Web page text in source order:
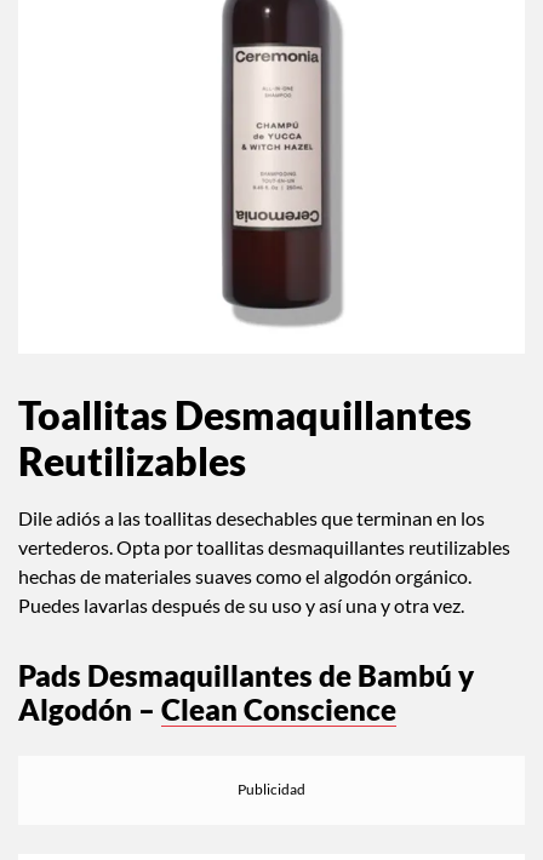
Toallitas Desmaquillantes
Reutilizables
Dile adiós a las toallitas desechables que terminan en los
vertederos. Opta por toallitas desmaquillantes reutilizables
hechas de materiales suaves como el algodón orgánico.
Puedes lavarlas después de su uso y así una y otra vez.
Pads Desmaquillantes de Bambú y
Algodón – Clean Conscience